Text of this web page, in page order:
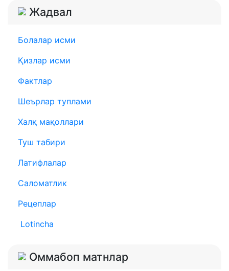
Жадвал
Болалар исми
Қизлар исми
Фактлар
Шеърлар туплами
Халқ мақоллари
Туш табири
Латифлалар
Саломатлик
Рецеплар
Lotincha
Оммабоп матнлар